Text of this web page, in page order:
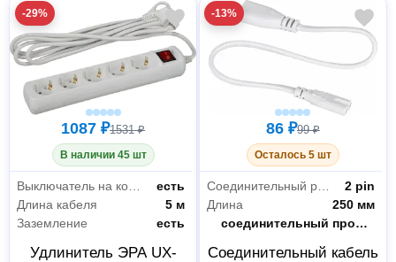
-29%
1087 ₽1531 ₽
В наличии 45 шт
Выключатель на корпусе
есть
Длина кабеля
5 м
Заземление
есть
Удлинитель ЭРА UX-
-13%
86 ₽99 ₽
Осталось 5 шт
Соединительный разъем
2 pin
Длина
250 мм
Тип
соединительный провод
Соединительный кабель